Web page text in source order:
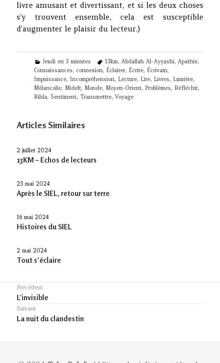
livre amusant et divertissant, et si les deux choses
s’y trouvent ensemble, cela est susceptible
d’augmenter le plaisir du lecteur.)
Categories
Jeudi en 3 minutes Tags
13km, Abdallah Al-Ayyashi, Apathie,
Connaissances, connexion, Éclairer, Écrire, Écrivain,
Impuissance, Incompréhension, Lecture, Lire, Livres, Lumière,
Mélancolie, Midelt, Monde, Moyen-Orient, Problèmes, Réfléchir,
Rihla, Sentiment, Transmettre, Voyage
Articles Similaires
2 juillet 2024
13KM – Echos de lecteurs
23 mai 2024
Après le SIEL, retour sur terre
16 mai 2024
Histoires du SIEL
2 mai 2024
Tout s’éclaire
Navigation
de
l’article
Précédent
Previous
post:
L’invisible
Suivant
Article
La nuit du clandestin